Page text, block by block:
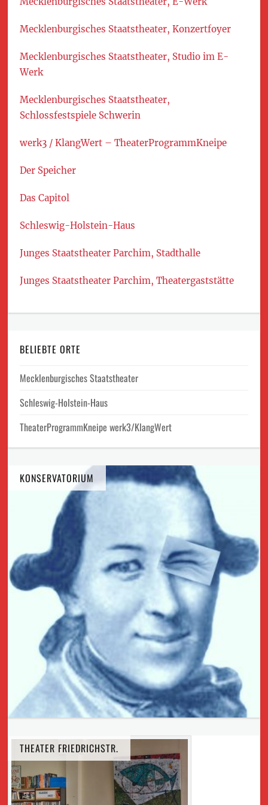
Mecklenburgisches Staatstheater, Konzertfoyer
Mecklenburgisches Staatstheater, Studio im E-
Werk
Mecklenburgisches Staatstheater,
Schlossfestspiele Schwerin
werk3 / KlangWert – TheaterProgrammKneipe
Der Speicher
Das Capitol
Schleswig-Holstein-Haus
Junges Staatstheater Parchim, Stadthalle
Junges Staatstheater Parchim, Theatergaststätte
BELIEBTE ORTE
Mecklenburgisches Staatstheater
Schleswig-Holstein-Haus
TheaterProgrammKneipe werk3/KlangWert
KONSERVATORIUM
THEATER FRIEDRICHSTR.